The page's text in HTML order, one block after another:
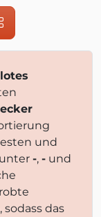
und
-, - und
das